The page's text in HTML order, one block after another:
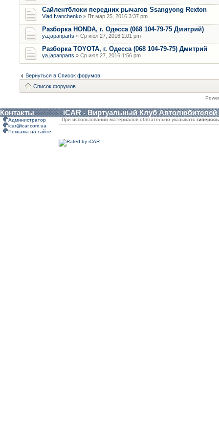
Сайлентблоки передних рычагов Ssangyong Rexton
Vlad.Ivanchenko » Пт мар 25, 2016 3:37 pm
Разборка HONDA, г. Одесса (068 104-79-75 Дмитрий)
ya.japanparts » Ср июл 27, 2016 2:01 pm
Разборка TOYOTA, г. Одесса (068 104-79-75) Дмитрий
ya.japanparts » Ср июл 27, 2016 1:56 pm
Вернуться в Список форумов
Список форумов
Контакты iCAR - Виртуальный Клуб Автолюбителей
Администратор
icar@icar.com.ua
Реклама на сайте
При использовании материалов обязательно указывать